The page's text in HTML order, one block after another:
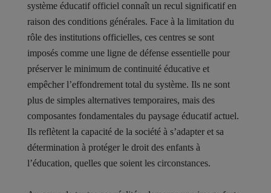
système éducatif officiel connaît un recul significatif en
raison des conditions générales. Face à la limitation du
rôle des institutions officielles, ces centres se sont
imposés comme une ligne de défense essentielle pour
préserver le minimum de continuité éducative et
empêcher l’effondrement total du système. Ils ne sont
plus de simples alternatives temporaires, mais des
composantes fondamentales du paysage éducatif actuel.
Ils reflètent la capacité de la société à s’adapter et sa
détermination à protéger le droit des enfants à
l’éducation, quelles que soient les circonstances.